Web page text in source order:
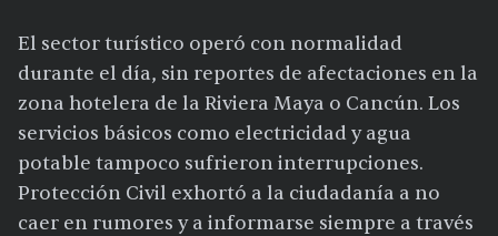
El sector turístico operó con normalidad
durante el día, sin reportes de afectaciones en la
zona hotelera de la Riviera Maya o Cancún. Los
servicios básicos como electricidad y agua
potable tampoco sufrieron interrupciones.
Protección Civil exhortó a la ciudadanía a no
caer en rumores y a informarse siempre a través